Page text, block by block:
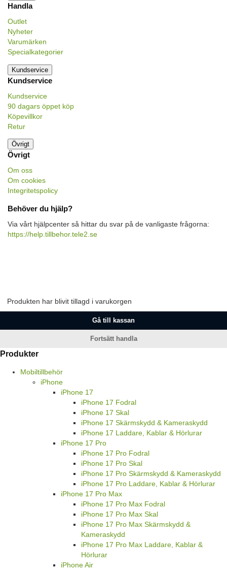
Handla
Outlet
Nyheter
Varumärken
Specialkategorier
Kundservice
Kundservice
Kundservice
90 dagars öppet köp
Köpevillkor
Retur
Övrigt
Övrigt
Om oss
Om cookies
Integritetspolicy
Behöver du hjälp?
Via vårt hjälpcenter så hittar du svar på de vanligaste frågorna:
https://help.tillbehor.tele2.se
Produkten har blivit tillagd i varukorgen
Gå till kassan
Fortsätt handla
Produkter
Mobiltillbehör
iPhone
iPhone 17
iPhone 17 Fodral
iPhone 17 Skal
iPhone 17 Skärmskydd & Kameraskydd
iPhone 17 Laddare, Kablar & Hörlurar
iPhone 17 Pro
iPhone 17 Pro Fodral
iPhone 17 Pro Skal
iPhone 17 Pro Skärmskydd & Kameraskydd
iPhone 17 Pro Laddare, Kablar & Hörlurar
iPhone 17 Pro Max
iPhone 17 Pro Max Fodral
iPhone 17 Pro Max Skal
iPhone 17 Pro Max Skärmskydd &
Kameraskydd
iPhone 17 Pro Max Laddare, Kablar &
Hörlurar
iPhone Air